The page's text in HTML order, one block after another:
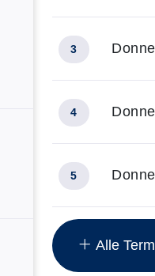
Insgesamt
3
4
5
Alle